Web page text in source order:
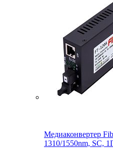
Медиаконвертер
1310/1550nm, SC,